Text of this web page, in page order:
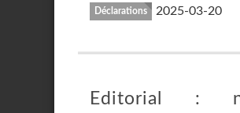
Déclarations 2025-03-20
Editorial :